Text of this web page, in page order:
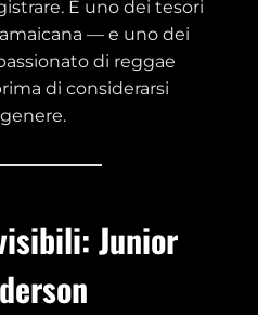
È uno dei tesori
— e uno dei
di reggae
di considerarsi
Junior